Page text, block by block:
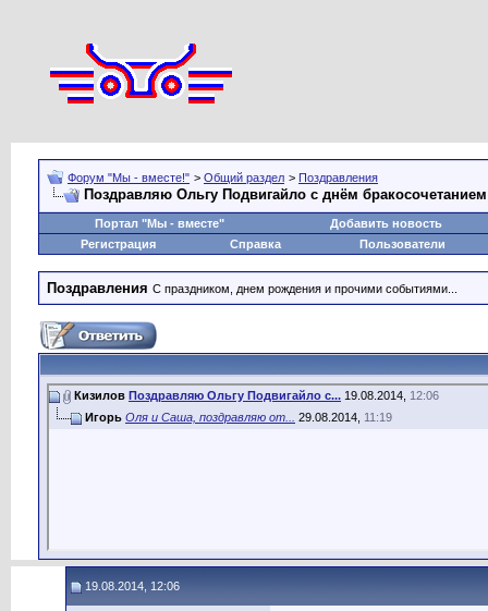
Форум "Мы - вместе!" > Общий раздел > Поздравления
Поздравляю Ольгу Подвигайло с днём
Портал "Мы - вместе"
Добавить новость
Регистрация
Справка Пользователи
Поздравления С праздником, днем рождения и прочими событиями...
Кизилов Поздравляю Ольгу Подвигайло с... 19.08.2014, 12:06
Игорь Оля и Саша, поздравляю от... 29.08.2014, 11:19
19.08.2014, 12:06